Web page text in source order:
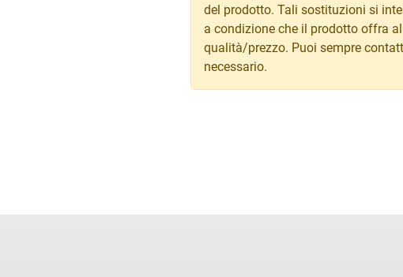
del prodotto. Tali sostituzioni si
a condizione che il prodotto offra
qualità/prezzo. Puoi sempre
necessario.